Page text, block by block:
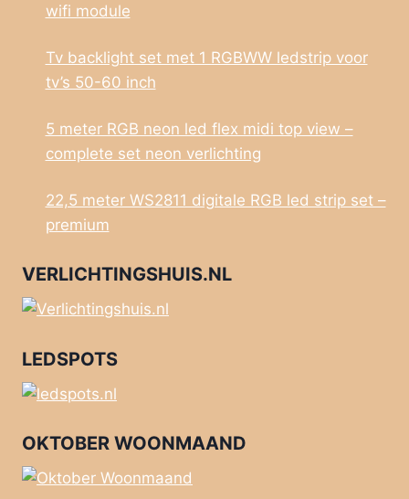
wifi module
Tv backlight set met 1 RGBWW ledstrip voor
tv’s 50-60 inch
5 meter RGB neon led flex midi top view –
complete set neon verlichting
22,5 meter WS2811 digitale RGB led strip set –
premium
VERLICHTINGSHUIS.NL
LEDSPOTS
OKTOBER WOONMAAND